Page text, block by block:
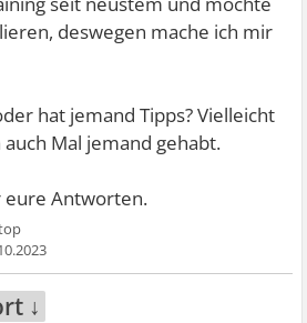
deswegen mache ich mir
hat jemand Tipps? Vielleicht
Mal jemand gehabt.
eure Antworten.
↓